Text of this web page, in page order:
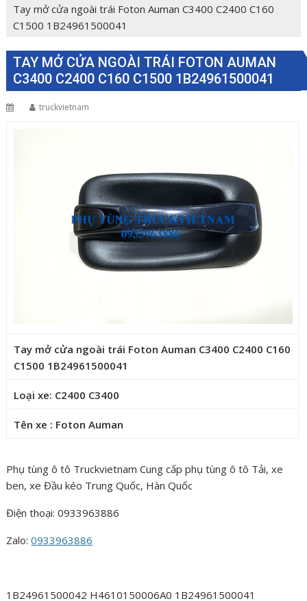
Tay mở cửa ngoài trái Foton Auman C3400 C2400 C160
C1500 1B24961500041
TAY MỞ CỬA NGOÀI TRÁI FOTON AUMAN
C3400 C2400 C160 C1500 1B24961500041
truckvietnam
Tay mở cửa ngoài trái Foton Auman C3400 C2400 C160
C1500 1B24961500041
Loại xe: C2400 C3400
Tên xe : Foton Auman
Phụ tùng ô tô Truckvietnam Cung cấp phụ tùng ô tô Tải, xe
ben, xe Đầu kéo Trung Quốc, Hàn Quốc
Điện thoại: 0933963886
Zalo:0933963886
1B24961500042 H4610150006A0 1B24961500041